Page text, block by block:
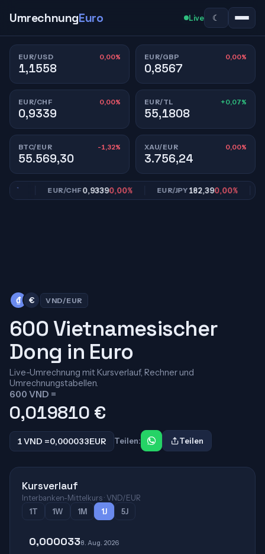
UmrechnungEuro Live ☾
EUR/USD 0,00%
1,1558
EUR/GBP 0,00%
0,8567
EUR/CHF 0,00%
0,9339
EUR/TL +0,07%
55,1808
BTC/EUR -1,32%
55.569,30
XAU/EUR 0,00%
3.756,24
EUR/CHF0,93390,00% EUR/JPY182,390,00%
₫ € VND/EUR
600 Vietnamesischer
Dong in Euro
Live-Umrechnung mit Kursverlauf, Rechner und
Umrechnungstabellen.
600 VND =
0,019810 €
1 VND =0,000033EUR Teilen: Teilen
Kursverlauf
Interbanken-Mittelkurs · VND/EUR
1T
1W 1M 1J 5J
0,0000338. Aug. 2026